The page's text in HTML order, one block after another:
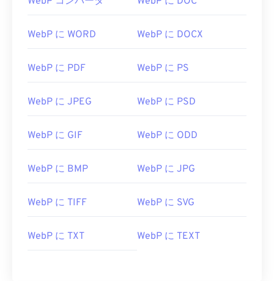
WebP に WORD WebP に DOCX
WebP に PDF WebP に PS
WebP に JPEG WebP に PSD
WebP に GIF WebP に ODD
WebP に BMP WebP に JPG
WebP に TIFF WebP に SVG
WebP に TXT WebP に TEXT